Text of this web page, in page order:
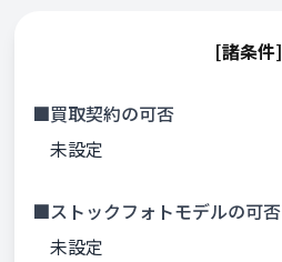
[諸条件]
■買取契約の可否
未設定
■ストックフォトモデルの可否
未設定